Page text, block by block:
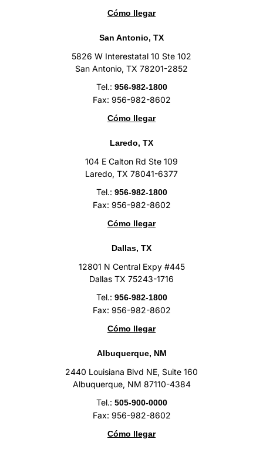
Cómo llegar
San Antonio, TX
5826 W Interestatal 10 Ste 102
San Antonio, TX 78201-2852
Tel.: 956-982-1800
Fax: 956-982-8602
Cómo llegar
Laredo, TX
104 E Calton Rd Ste 109
Laredo, TX 78041-6377
Tel.: 956-982-1800
Fax: 956-982-8602
Cómo llegar
Dallas, TX
12801 N Central Expy #445
Dallas TX 75243-1716
Tel.: 956-982-1800
Fax: 956-982-8602
Cómo llegar
Albuquerque, NM
2440 Louisiana Blvd NE, Suite 160
Albuquerque, NM 87110-4384
Tel.: 505-900-0000
Fax: 956-982-8602
Cómo llegar